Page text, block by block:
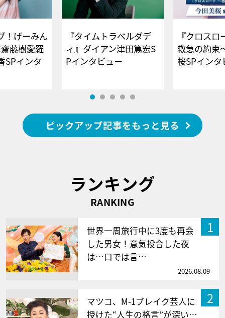
！げーみん
藤樹愛羅
SPインタ
『タイムトラベルダデ
ィ』ダイアン津田篤宏S
Pインタビュー
『クロス
救急の約束
桜SPイ
ピックアップ記事をもっと見る
ランキング
RANKING
1
世界一周旅行中に3度も再会
した男女！意気投合した夜
は…口では言…
2026.08.09
2
マツコ、M-1ブレイク芸人に
授けた“人生の格言”が深い…